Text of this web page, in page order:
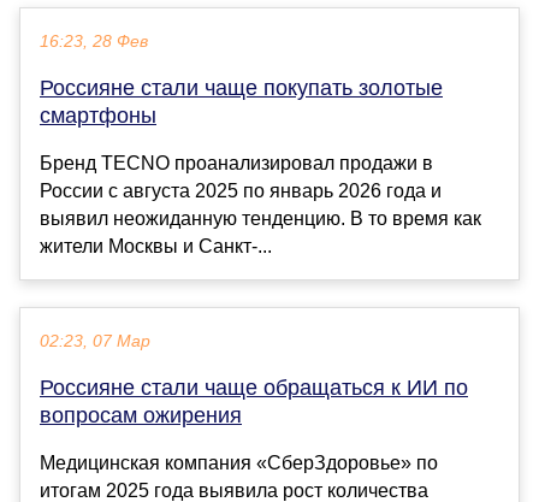
16:23, 28 Фев
Россияне стали чаще покупать золотые
смартфоны
Бренд TECNO проанализировал продажи в
России с августа 2025 по январь 2026 года и
выявил неожиданную тенденцию. В то время как
жители Москвы и Санкт-...
02:23, 07 Мар
Россияне стали чаще обращаться к ИИ по
вопросам ожирения
Медицинская компания «СберЗдоровье» по
итогам 2025 года выявила рост количества